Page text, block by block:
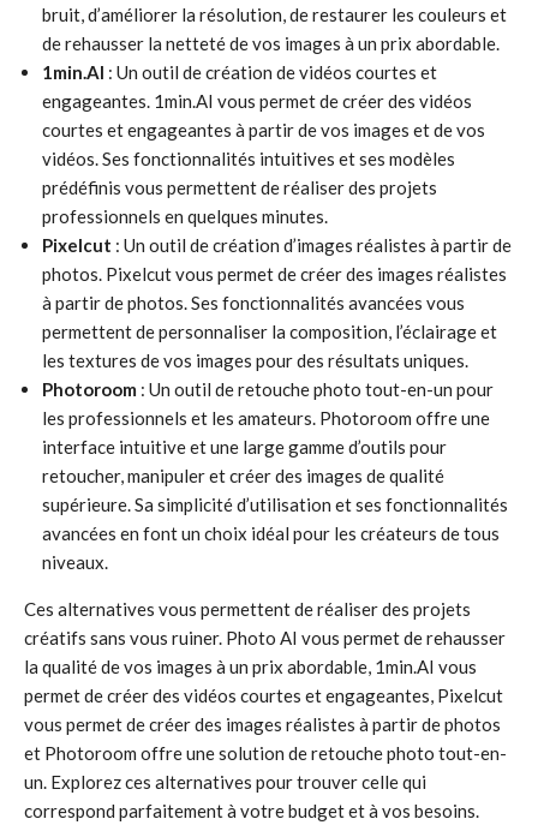
bruit, d’améliorer la résolution, de restaurer les couleurs et
de rehausser la netteté de vos images à un prix abordable.
1min.AI : Un outil de création de vidéos courtes et
engageantes. 1min.AI vous permet de créer des vidéos
courtes et engageantes à partir de vos images et de vos
vidéos. Ses fonctionnalités intuitives et ses modèles
prédéfinis vous permettent de réaliser des projets
professionnels en quelques minutes.
Pixelcut : Un outil de création d’images réalistes à partir de
photos. Pixelcut vous permet de créer des images réalistes
à partir de photos. Ses fonctionnalités avancées vous
permettent de personnaliser la composition, l’éclairage et
les textures de vos images pour des résultats uniques.
Photoroom : Un outil de retouche photo tout-en-un pour
les professionnels et les amateurs. Photoroom offre une
interface intuitive et une large gamme d’outils pour
retoucher, manipuler et créer des images de qualité
supérieure. Sa simplicité d’utilisation et ses fonctionnalités
avancées en font un choix idéal pour les créateurs de tous
niveaux.
Ces alternatives vous permettent de réaliser des projets
créatifs sans vous ruiner. Photo AI vous permet de rehausser
la qualité de vos images à un prix abordable, 1min.AI vous
permet de créer des vidéos courtes et engageantes, Pixelcut
vous permet de créer des images réalistes à partir de photos
et Photoroom offre une solution de retouche photo tout-en-
un. Explorez ces alternatives pour trouver celle qui
correspond parfaitement à votre budget et à vos besoins.